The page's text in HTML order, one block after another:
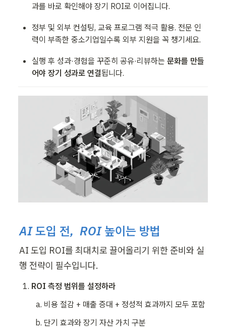
과를 바로 확인해야 장기 ROI로 이어집니다.
정부 및 외부 컨설팅, 교육 프로그램 적극 활용. 전문 인
력이 부족한 중소기업일수록 외부 지원을 꼭 챙기세요.
실행 후 성과·경험을 꾸준히 공유·리뷰하는 문화를 만들
어야 장기 성과로 연결됩니다.
AI 도입 전,  ROI 높이는 방법
AI 도입 ROI를 최대치로 끌어올리기 위한 준비와 실
행 전략이 필수입니다.
ROI 측정 범위를 설정하라
비용 절감 + 매출 증대 + 정성적 효과까지 모두 포함
단기 효과와 장기 자산 가치 구분